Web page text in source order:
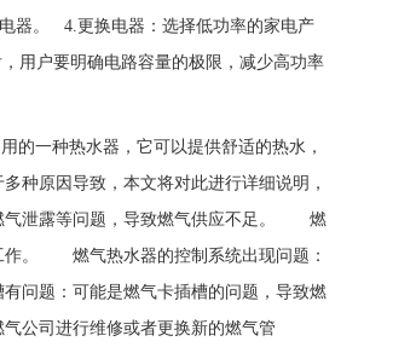
器。 4.更换电器：选择低功率的家电产
用户要明确电路容量的极限，减少高功率
的一种热水器，它可以提供舒适的热水，
种原因导致，本文将对此进行详细说明，
泄露等问题，导致燃气供应不足。 燃
作。 燃气热水器的控制系统出现问题：
问题：可能是燃气卡插槽的问题，导致燃
司进行维修或者更换新的燃气管